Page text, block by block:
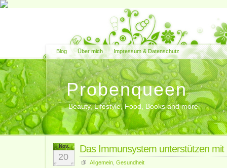
Blog Über mich Impressum & Datenschutz
Probenqueen
Beauty, Lifestyle, Food, Books and more
Nov.
20
Das Immunsystem unterstützen
Allgemein Gesundheit